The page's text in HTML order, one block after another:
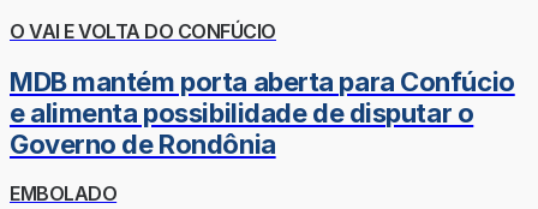
O VAI E VOLTA DO CONFÚCIO
MDB mantém porta aberta para Confúcio
e alimenta possibilidade de disputar o
Governo de Rondônia
EMBOLADO